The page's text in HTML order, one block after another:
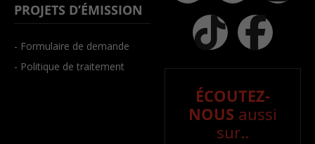
PROJETS D’ÉMISSION
- Formulaire de demande
- Politique de traitement
ÉCOUTEZ-
NOUS aussi
sur..